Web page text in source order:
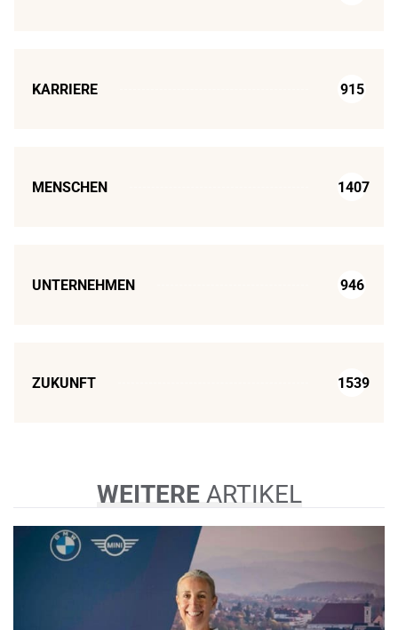
KARRIERE 915
MENSCHEN 1407
UNTERNEHMEN 946
ZUKUNFT 1539
WEITEREARTIKEL